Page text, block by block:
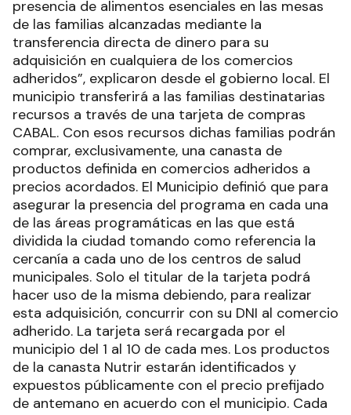
presencia de alimentos esenciales en las mesas
de las familias alcanzadas mediante la
transferencia directa de dinero para su
adquisición en cualquiera de los comercios
adheridos”, explicaron desde el gobierno local. El
municipio transferirá a las familias destinatarias
recursos a través de una tarjeta de compras
CABAL. Con esos recursos dichas familias podrán
comprar, exclusivamente, una canasta de
productos definida en comercios adheridos a
precios acordados. El Municipio definió que para
asegurar la presencia del programa en cada una
de las áreas programáticas en las que está
dividida la ciudad tomando como referencia la
cercanía a cada uno de los centros de salud
municipales. Solo el titular de la tarjeta podrá
hacer uso de la misma debiendo, para realizar
esta adquisición, concurrir con su DNI al comercio
adherido. La tarjeta será recargada por el
municipio del 1 al 10 de cada mes. Los productos
de la canasta Nutrir estarán identificados y
expuestos públicamente con el precio prefijado
de antemano en acuerdo con el municipio. Cada